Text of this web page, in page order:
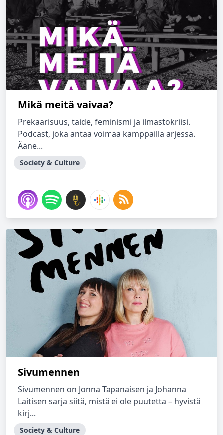
Mikä meitä vaivaa?
Prekaarisuus, taide, feminismi ja ilmastokriisi.
Podcast, joka antaa voimaa kamppailla arjessa.
Ääne...
Society & Culture
Sivumennen
Sivumennen on Jonna Tapanaisen ja Johanna
Laitisen sarja siitä, mistä ei ole puutetta – hyvistä
kirj...
Society & Culture